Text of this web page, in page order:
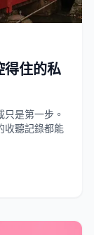
得住的私
是第一步。
收聽記錄都能